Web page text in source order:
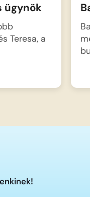
ügynök
Teresa, a